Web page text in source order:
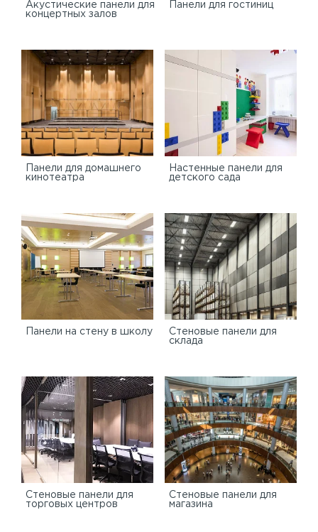
Акустические панели для
концертных залов
Панели для гостиниц
Панели для домашнего
кинотеатра
Настенные панели для
детского сада
Панели на стену в школу
Стеновые панели для
склада
Cтеновые панели для
торговых центров
Стеновые панели для
магазина